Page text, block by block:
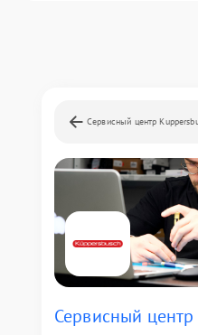
Сервисный центр
Сервисный